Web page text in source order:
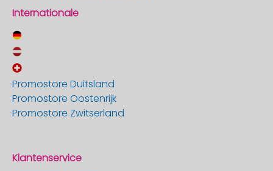
Internationale
Promostore Duitsland
Promostore Oostenrijk
Promostore Zwitserland
Klantenservice